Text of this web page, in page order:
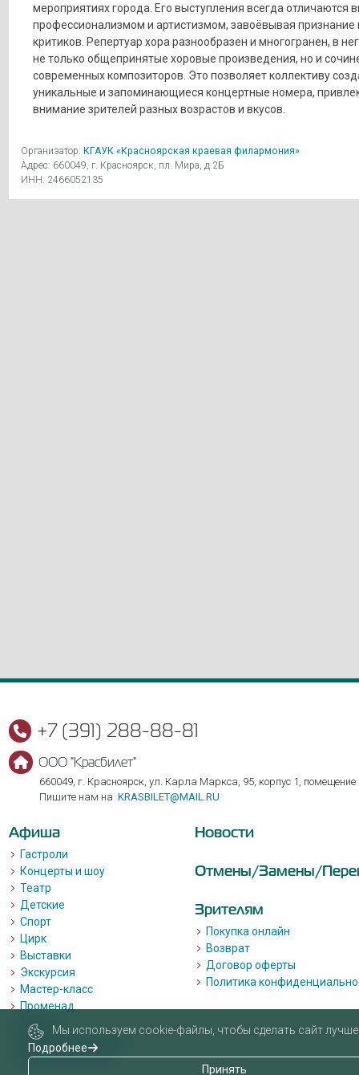
мероприятиях города. Его выступления всегда отличаются
профессионализмом и артистизмом, завоёвывая признание
критиков. Репертуар хора разнообразен и многогранен, в
не только общепринятые хоровые произведения, но и
современных композиторов. Это позволяет коллективу
уникальные и запоминающиеся концертные номера,
внимание зрителей разных возрастов и вкусов.
Организатор: КГАУК «Красноярская краевая филармония»
Адрес: 660049, г. Красноярск, пл. Мира, д.2Б
ИНН: 2466052135
+7 (391) 288-88-81
ООО "Красбилет"
660049, г. Красноярск, ул. Карла Маркса, 95, корпус 1, помещение
Пишите нам на KRASBILET@MAIL.RU
Афиша
Гастроли
Концерты и шоу
Театр
Детские
Спорт
Цирк
Выставки
Экскурсия
Мастер-класс
Променад
Лекции
Квизы, квесты, игры.
Пушкинская карта
Новости
Отмены/Замены/
Зрителям
Покупка онлайн
Возврат
Договор оферты
Политика
Мы используем cookie-файлы, чтобы сделать сайт лучше
Подробнее
Принять